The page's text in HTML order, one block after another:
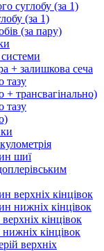
суглобу (за 1)
(за 1)
(за пару)
+ залишкова сеча
тазу
+ трансвагінально)
тазу
шиї
верхніх кінцівок
нижніх кінцівок
кінцівок
кінцівок
верхніх